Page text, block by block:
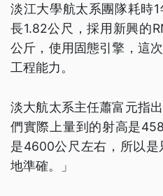
淡江大學航太系團隊耗時
長1.82公尺，採用新興的
公斤，使用固態引擎，這
工程能力。
淡大航太系主任蕭富元指
們實際上量到的射高是
是4600公尺左右，所以是
地準確。」